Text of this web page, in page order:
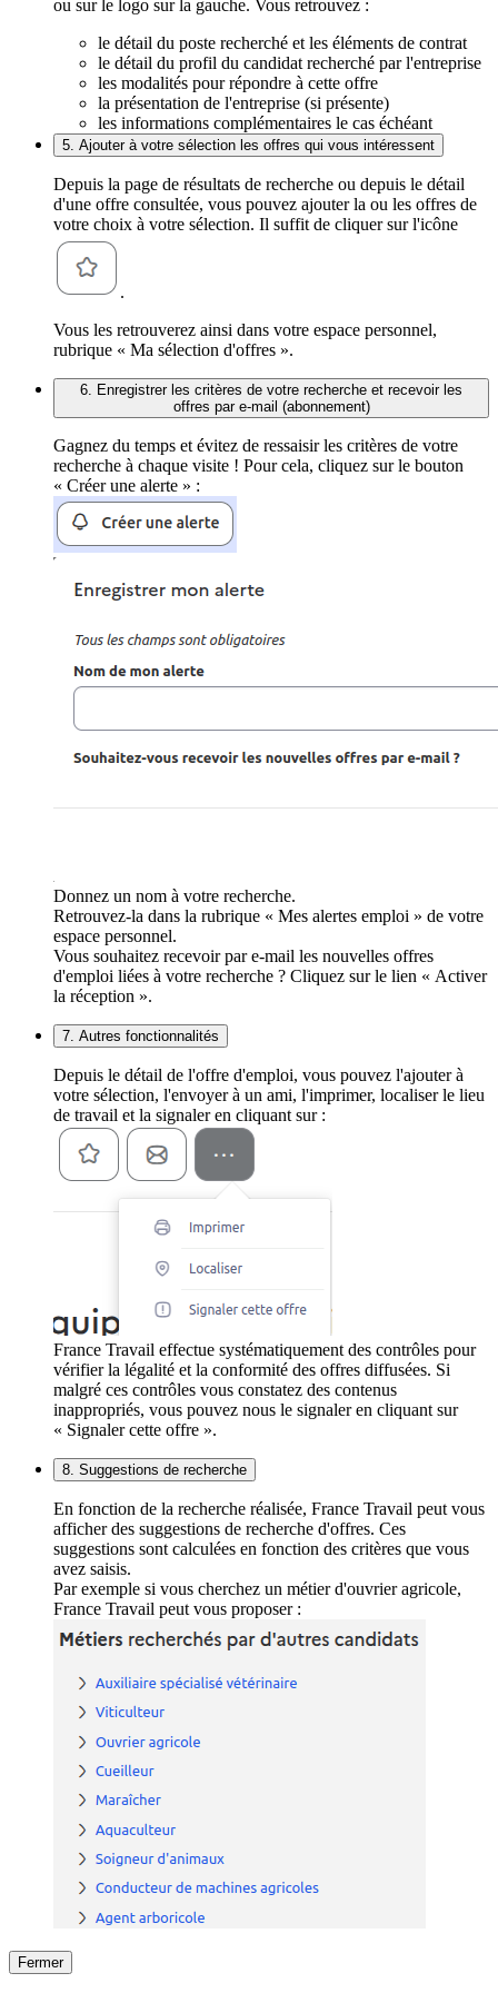
ou sur le logo sur la gauche. Vous retrouvez :
le détail du poste recherché et les éléments de contrat
le détail du profil du candidat recherché par l'entreprise
les modalités pour répondre à cette offre
la présentation de l'entreprise (si présente)
les informations complémentaires le cas échéant
5. Ajouter à votre sélection les offres qui vous intéressent
Depuis la page de résultats de recherche ou depuis le détail
d'une offre consultée, vous pouvez ajouter la ou les offres de
votre choix à votre sélection. Il suffit de cliquer sur l'icône
.
Vous les retrouverez ainsi dans votre espace personnel,
rubrique « Ma sélection d'offres ».
6. Enregistrer les critères de votre recherche et recevoir les
offres par e-mail (abonnement)
Gagnez du temps et évitez de ressaisir les critères de votre
recherche à chaque visite ! Pour cela, cliquez sur le bouton
« Créer une alerte » :
Donnez un nom à votre recherche.
Retrouvez-la dans la rubrique « Mes alertes emploi » de votre
espace personnel.
Vous souhaitez recevoir par e-mail les nouvelles offres
d'emploi liées à votre recherche ? Cliquez sur le lien « Activer
la réception ».
7. Autres fonctionnalités
Depuis le détail de l'offre d'emploi, vous pouvez l'ajouter à
votre sélection, l'envoyer à un ami, l'imprimer, localiser le lieu
de travail et la signaler en cliquant sur :
France Travail effectue systématiquement des contrôles pour
vérifier la légalité et la conformité des offres diffusées. Si
malgré ces contrôles vous constatez des contenus
inappropriés, vous pouvez nous le signaler en cliquant sur
« Signaler cette offre ».
8. Suggestions de recherche
En fonction de la recherche réalisée, France Travail peut vous
afficher des suggestions de recherche d'offres. Ces
suggestions sont calculées en fonction des critères que vous
avez saisis.
Par exemple si vous cherchez un métier d'ouvrier agricole,
France Travail peut vous proposer :
Fermer